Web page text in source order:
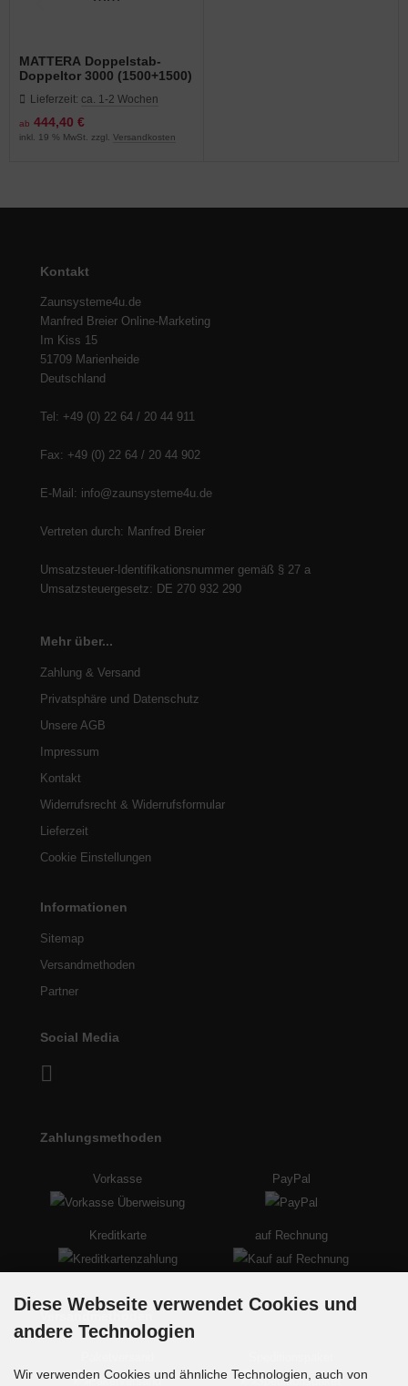
MATTERA Doppelstab-
Doppeltor 3000 (1500+1500)
anthrazit Pfosten 80x80 mm
Lieferzeit: ca. 1-2 Wochen
ab 444,40 €
inkl. 19 % MwSt. zzgl. Versandkosten
Kontakt
Zaunsysteme4u.de
Manfred Breier Online-Marketing
Im Kiss 15
51709 Marienheide
Deutschland
Tel: +49 (0) 22 64 / 20 44 911
Fax: +49 (0) 22 64 / 20 44 902
E-Mail: info@zaunsysteme4u.de
Vertreten durch: Manfred Breier
Umsatzsteuer-Identifikationsnummer gemäß § 27 a
Umsatzsteuergesetz: DE 270 932 290
Mehr über...
Zahlung & Versand
Privatsphäre und Datenschutz
Unsere AGB
Impressum
Kontakt
Widerrufsrecht & Widerrufsformular
Lieferzeit
Cookie Einstellungen
Informationen
Sitemap
Versandmethoden
Partner
Social Media
Zahlungsmethoden
Vorkasse PayPal
Kreditkarte auf Rechnung
Diese Webseite verwendet Cookies und
andere Technologien
Wir verwenden Cookies und ähnliche Technologien, auch von